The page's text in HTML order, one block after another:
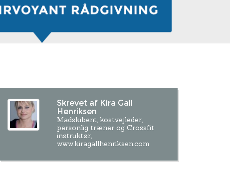
Skrevet af Kira Gall
Henriksen
Madskibent, kostvejleder,
personlig træner og Crossfit
instruktør,
www.kiragallhenriksen.com